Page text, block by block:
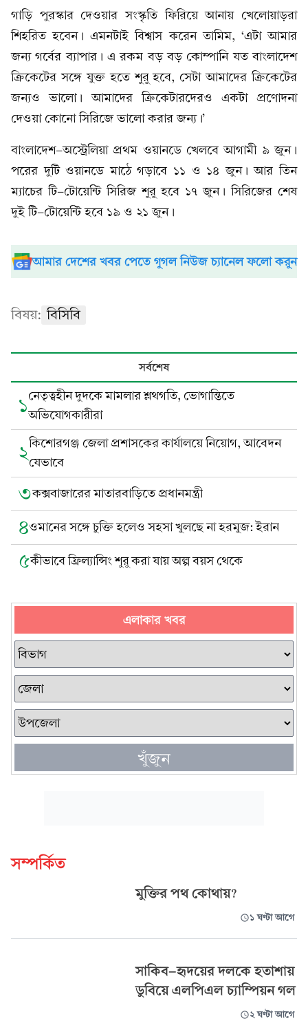
গাড়ি পুরস্কার দেওয়ার সংস্কৃতি ফিরিয়ে আনায় খেলোয়াড়রা
শিহরিত হবেন। এমনটাই বিশ্বাস করেন তামিম, ‘এটা আমার
জন্য গর্বের ব্যাপার। এ রকম বড় বড় কোম্পানি যত বাংলাদেশ
ক্রিকেটের সঙ্গে যুক্ত হতে শুরু হবে, সেটা আমাদের ক্রিকেটের
জন্যও ভালো। আমাদের ক্রিকেটারদেরও একটা প্রণোদনা
দেওয়া কোনো সিরিজে ভালো করার জন্য।’
বাংলাদেশ-অস্ট্রেলিয়া প্রথম ওয়ানডে খেলবে আগামী ৯ জুন।
পরের দুটি ওয়ানডে মাঠে গড়াবে ১১ ও ১৪ জুন। আর তিন
ম্যাচের টি-টোয়েন্টি সিরিজ শুরু হবে ১৭ জুন। সিরিজের শেষ
দুই টি-টোয়েন্টি হবে ১৯ ও ২১ জুন।
আমার দেশের খবর পেতে গুগল নিউজ চ্যানেল ফলো করুন
বিষয়: বিসিবি
সর্বশেষ
১নেতৃত্বহীন দুদকে মামলার শ্লথগতি, ভোগান্তিতে
অভিযোগকারীরা
২কিশোরগঞ্জ জেলা প্রশাসকের কার্যালয়ে নিয়োগ, আবেদন
যেভাবে
৩কক্সবাজারের মাতারবাড়িতে প্রধানমন্ত্রী
৪ওমানের সঙ্গে চুক্তি হলেও সহসা খুলছে না হরমুজ: ইরান
৫কীভাবে ফ্রিল্যান্সিং শুরু করা যায় অল্প বয়স থেকে
এলাকার খবর
খুঁজুন
সম্পর্কিত
মুক্তির পথ কোথায়?
১ ঘণ্টা আগে
সাকিব-হৃদয়ের দলকে হতাশায়
ডুবিয়ে এলপিএল চ্যাম্পিয়ন গল
২ ঘণ্টা আগে